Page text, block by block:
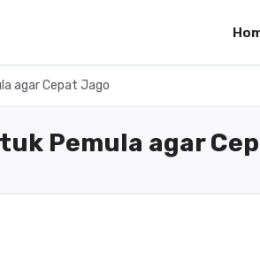
agar Cepat Jago
Pemula agar